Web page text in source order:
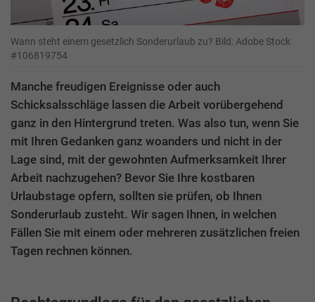
Wann steht einem gesetzlich Sonderurlaub zu? Bild: Adobe Stock
#106819754
Manche freudigen Ereignisse oder auch
Schicksalsschläge lassen die Arbeit vorübergehend
ganz in den Hintergrund treten. Was also tun, wenn Sie
mit Ihren Gedanken ganz woanders und nicht in der
Lage sind, mit der gewohnten Aufmerksamkeit Ihrer
Arbeit nachzugehen? Bevor Sie Ihre kostbaren
Urlaubstage opfern, sollten sie prüfen, ob Ihnen
Sonderurlaub zusteht. Wir sagen Ihnen, in welchen
Fällen Sie mit einem oder mehreren zusätzlichen freien
Tagen rechnen können.